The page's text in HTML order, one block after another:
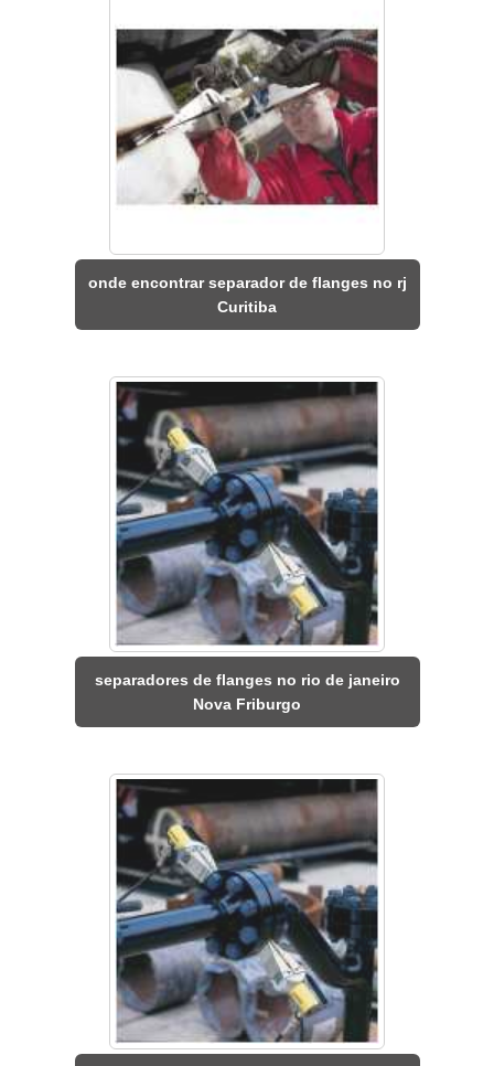
onde encontrar separador de flanges no rj
Curitiba
separadores de flanges no rio de janeiro
Nova Friburgo